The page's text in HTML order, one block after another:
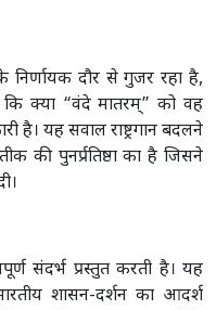
दौर से गुजर रहा है,
कि क्या “वंदे मातरम्” को वह
है। यह सवाल राष्ट्रगान बदलने
की पुनर्प्रतिष्ठा का है जिसने
संदर्भ प्रस्तुत करती है। यह
शासन-दर्शन का आदर्श